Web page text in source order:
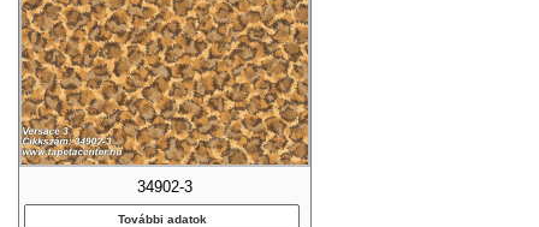
34902-3
További adatok